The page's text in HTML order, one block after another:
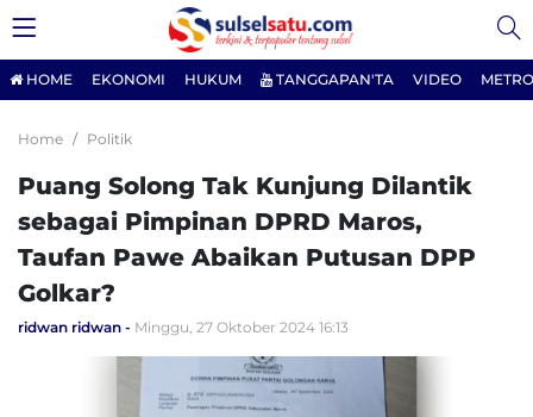
HOME EKONOMI HUKUM TANGGAPAN'TA VIDEO
Home Politik
Puang Solong Tak Kunjung Dilantik
sebagai Pimpinan DPRD Maros,
Taufan Pawe Abaikan Putusan DPP
Golkar?
ridwan ridwan Minggu, 27 Oktober 2024 16:13